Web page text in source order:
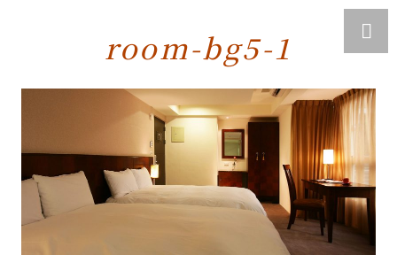
room-bg5-1